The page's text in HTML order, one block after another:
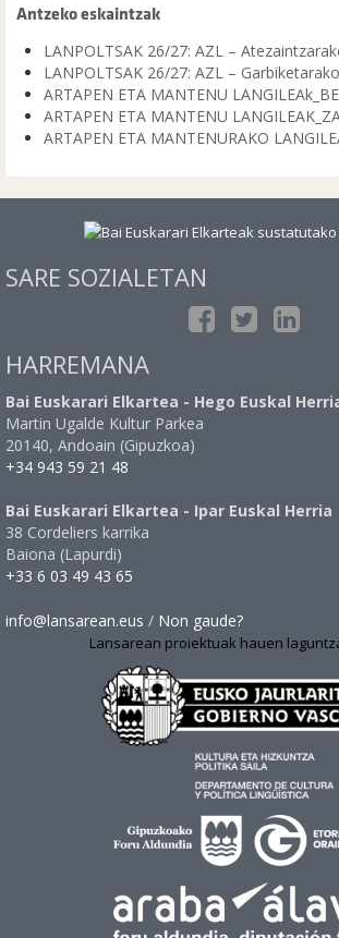
Antzeko eskaintzak
LANPOLTSAK 26/27: AZL –
LANPOLTSAK 26/27: AZL –
ARTAPEN ETA MANTENU
ARTAPEN ETA MANTENU
ARTAPEN ETA MANTENURAKO
SARE SOZIALETAN
HARREMANA
Bai Euskarari Elkartea - Hego Euskal
Martin Ugalde Kultur Parkea
20140, Andoain (Gipuzkoa)
+34 943 59 21 48
Bai Euskarari Elkartea - Ipar Euskal Herria
38 Cordeliers karrika
Baiona (Lapurdi)
+33 6 03 49 43 65
info@lansarean.eus / Non gaude?
Lansarean proiektuak hauen